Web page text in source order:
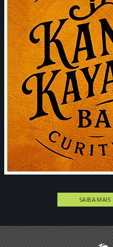
SAIBA MAIS